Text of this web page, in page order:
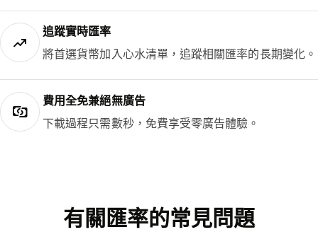
追蹤實時匯率
將首選貨幣加入心水清單，追蹤相關匯率的長期變化。
費用全免兼絕無廣告
下載過程只需數秒，免費享受零廣告體驗。
有關匯率的常見問題